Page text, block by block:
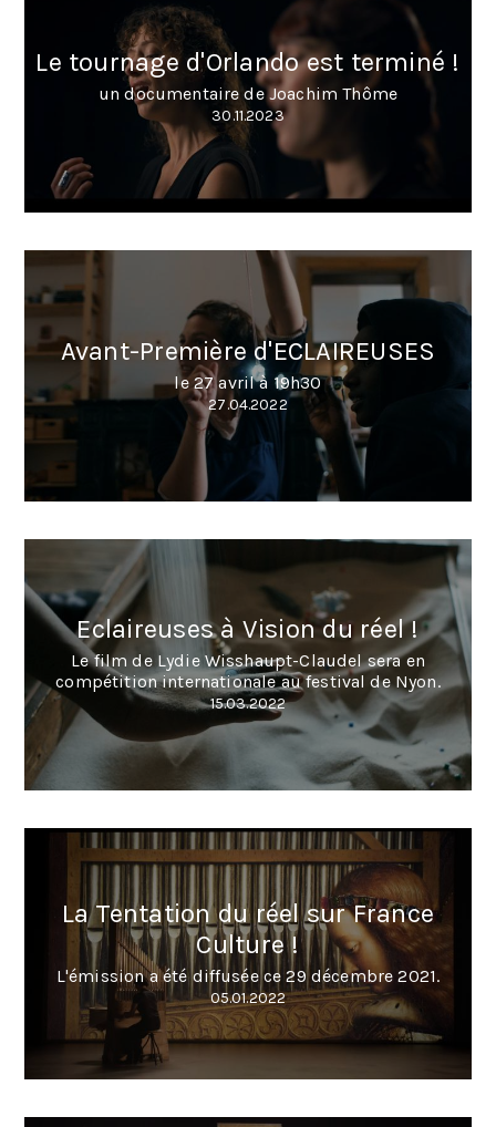
Le tournage d'Orlando est terminé !
un documentaire de Joachim Thôme
30.11.2023
Avant-Première d'ECLAIREUSES
le 27 avril à 19h30
27.04.2022
Eclaireuses à Vision du réel !
Le film de Lydie Wisshaupt-Claudel sera en
compétition internationale au festival de Nyon.
15.03.2022
La Tentation du réel sur France
Culture !
L'émission a été diffusée ce 29 décembre 2021.
05.01.2022